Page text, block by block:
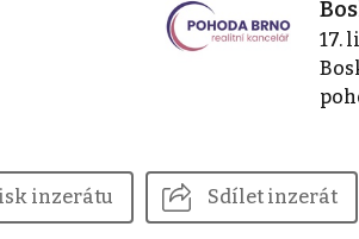
17.
inzerátu Sdílet inzerát